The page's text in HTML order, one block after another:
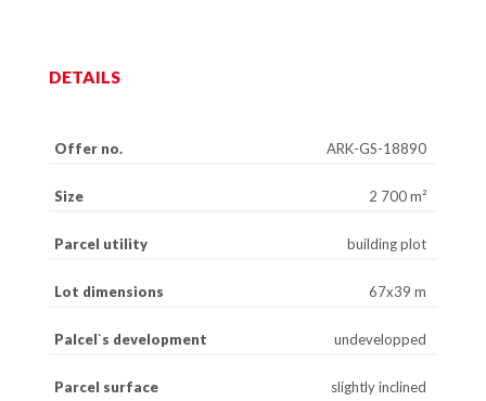
DETAILS
Offer no. ARK-GS-18890
Size 2 700 m²
Parcel utility building plot
Lot dimensions 67x39 m
Palcel`s development undevelopped
Parcel surface slightly inclined